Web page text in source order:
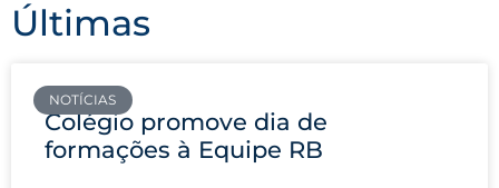
Últimas
NOTÍCIAS
Colégio promove dia de
formações à Equipe RB